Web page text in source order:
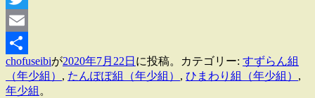
Twitter
Email
共
有
chofuseibiが2020年7月22日 に投稿。カテゴリー: すずらん組
（年少組） , たんぽぽ組（年少組） , ひまわり組（年少組） ,
年少組 。